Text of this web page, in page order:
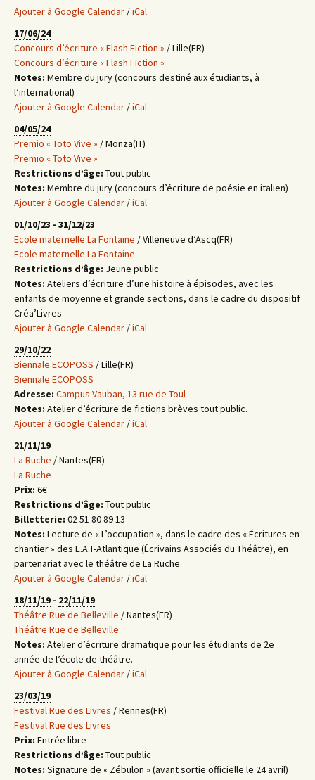
Ajouter à Google Calendar /iCal
17/06/24
Concours d’écriture « Flash Fiction » / Lille(FR)
Concours d’écriture « Flash Fiction »
Notes: Membre du jury (concours destiné aux étudiants, à
l’international)
Ajouter à Google Calendar /iCal
04/05/24
Premio « Toto Vive » / Monza(IT)
Premio « Toto Vive »
Restrictions d’âge: Tout public
Notes: Membre du jury (concours d’écriture de poésie en italien)
Ajouter à Google Calendar /iCal
01/10/23 - 31/12/23
Ecole maternelle La Fontaine / Villeneuve d’Ascq(FR)
Ecole maternelle La Fontaine
Restrictions d’âge: Jeune public
Notes: Ateliers d’écriture d’une histoire à épisodes, avec les
enfants de moyenne et grande sections, dans le cadre du dispositif
Créa’Livres
Ajouter à Google Calendar /iCal
29/10/22
Biennale ECOPOSS / Lille(FR)
Biennale ECOPOSS
Adresse: Campus Vauban, 13 rue de Toul
Notes: Atelier d’écriture de fictions brèves tout public.
Ajouter à Google Calendar /iCal
21/11/19
La Ruche / Nantes(FR)
La Ruche
Prix: 6€
Restrictions d’âge: Tout public
Billetterie: 02 51 80 89 13
Notes: Lecture de « L’occupation », dans le cadre des « Écritures en
chantier » des E.A.T-Atlantique (Écrivains Associés du Théâtre), en
partenariat avec le théâtre de La Ruche
Ajouter à Google Calendar /iCal
18/11/19 - 22/11/19
Théâtre Rue de Belleville / Nantes(FR)
Théâtre Rue de Belleville
Notes: Atelier d’écriture dramatique pour les étudiants de 2e
année de l’école de théâtre.
Ajouter à Google Calendar /iCal
23/03/19
Festival Rue des Livres / Rennes(FR)
Festival Rue des Livres
Prix: Entrée libre
Restrictions d’âge: Tout public
Notes: Signature de « Zébulon » (avant sortie officielle le 24 avril)